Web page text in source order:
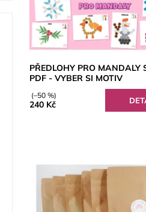
PŘEDLOHY PRO MANDALY
PDF - VYBER SI MOTIV
(–50 %)
240 Kč